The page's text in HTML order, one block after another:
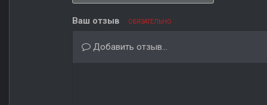
Ваш отзыв ОБЯЗАТЕЛЬНО
Добавить отзыв...